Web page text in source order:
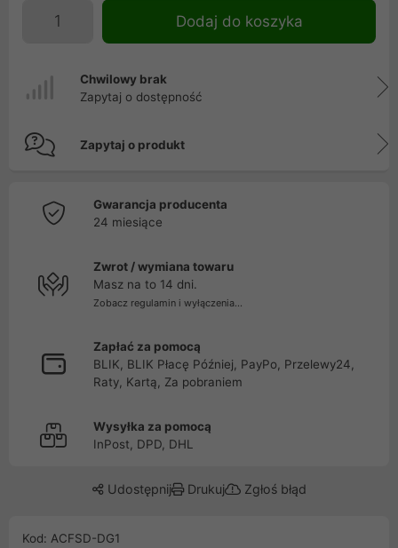
Dodaj do koszyka
Chwilowy brak
Zapytaj o dostępność
Zapytaj o produkt
Gwarancja producenta
24 miesiące
Zwrot / wymiana towaru
Masz na to 14 dni.
Zobacz regulamin i wyłączenia...
Zapłać za pomocą
BLIK, BLIK Płacę Później, PayPo, Przelewy24,
Raty, Kartą, Za pobraniem
Wysyłka za pomocą
InPost, DPD, DHL
Udostępnij Drukuj Zgłoś błąd
Kod: ACFSD-DG1